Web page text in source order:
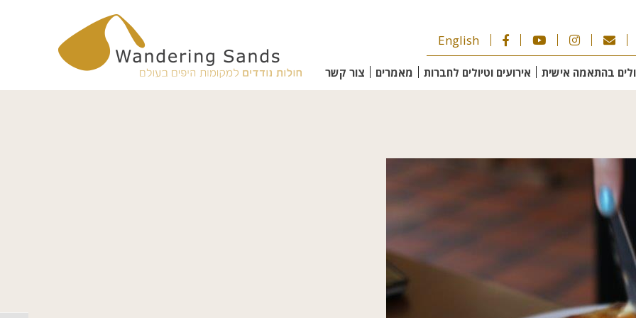
English
בהתאמה אישית אירועים וטיולים לחברות מאמרים צור קשר